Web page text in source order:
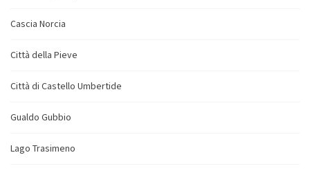
Cascia Norcia
Città della Pieve
Città di Castello Umbertide
Gualdo Gubbio
Lago Trasimeno